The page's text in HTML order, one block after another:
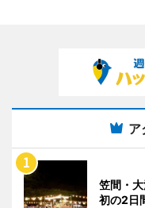
ア
笠間・
初の2日